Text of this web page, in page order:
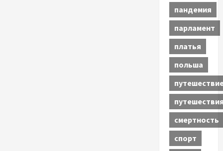
пандемия
парламент
платья
польша
смертность
спорт